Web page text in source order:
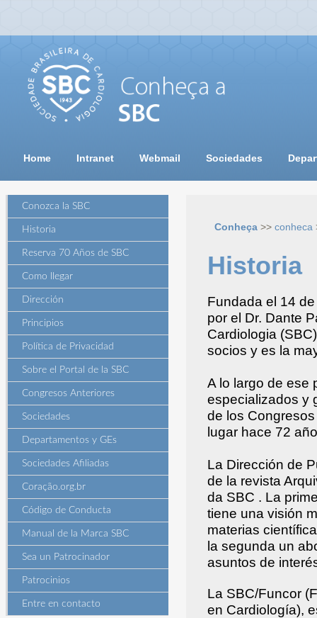
Home Intranet Webmail Sociedades
Conozca la SBC
Historia
Reserva 70 Años de SBC
Como llegar
Dirección
Principios
Política de Privacidad
Sobre el Portal de la SBC
Congresos Anteriores
Sociedades
Departamentos y GEs
Sociedades Afiliadas
Coração.org.br
Código de Conducta
Manual de la Marca SBC
Sea un Patrocinador
Patrocinios
Entre en contacto
Conheça >> conheca
Historia
Fundada el 14
por el Dr. Dante
Cardiologia
socios y es la
A lo largo de ese
especializados y
de los
lugar hace 72
La Dirección de
de la revista
da SBC . La
tiene una visión
materias
la segunda un
asuntos de
La SBC/Funcor
en Cardiología),